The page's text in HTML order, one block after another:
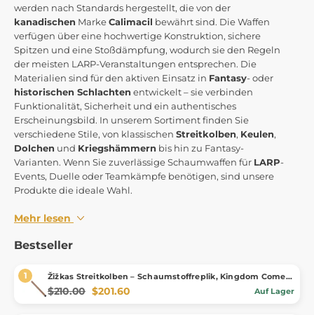
werden nach Standards hergestellt, die von der
kanadischen MarkeCalimacil bewährt sind. Die Waffen
verfügen über eine hochwertige Konstruktion, sichere
Spitzen und eine Stoßdämpfung, wodurch sie den Regeln
der meisten LARP-Veranstaltungen entsprechen. Die
Materialien sind für den aktiven Einsatz in Fantasy- oder
historischen Schlachten entwickelt – sie verbinden
Funktionalität, Sicherheit und ein authentisches
Erscheinungsbild. In unserem Sortiment finden Sie
verschiedene Stile, von klassischen Streitkolben, Keulen,
Dolchen und Kriegshämmern bis hin zu Fantasy-
Varianten. Wenn Sie zuverlässige Schaumwaffen für LARP-
Events, Duelle oder Teamkämpfe benötigen, sind unsere
Produkte die ideale Wahl.
Mehr lesen
Bestseller
Žižkas Streitkolben – Schaumstoffreplik, Kingdom Come:
Deliverance II
$210.00 $201.60 Auf Lager